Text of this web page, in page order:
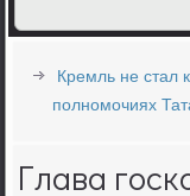
Кремль не стал
полномочиях
Глава